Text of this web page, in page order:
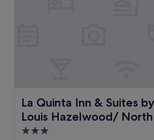
La Quinta Inn & Suites
Louis Hazelwood/ North
La Quinta Inn & Suites by
3.0-